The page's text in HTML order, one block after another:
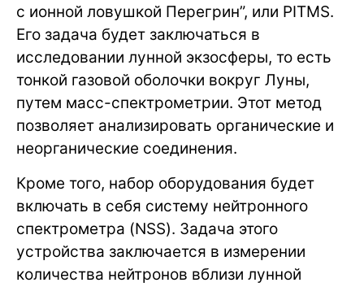
с ионной ловушкой Перегрин”, или PITMS.
Его задача будет заключаться в
исследовании лунной экзосферы, то есть
тонкой газовой оболочки вокруг Луны,
путем масс-спектрометрии. Этот метод
позволяет анализировать органические и
неорганические соединения.
Кроме того, набор оборудования будет
включать в себя систему нейтронного
спектрометра (NSS). Задача этого
устройства заключается в измерении
количества нейтронов вблизи лунной